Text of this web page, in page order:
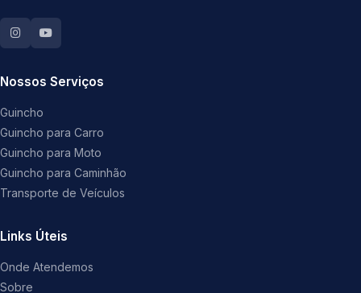
Nossos Serviços
Guincho
Guincho para Carro
Guincho para Moto
Guincho para Caminhão
Transporte de Veículos
Links Úteis
Onde Atendemos
Sobre